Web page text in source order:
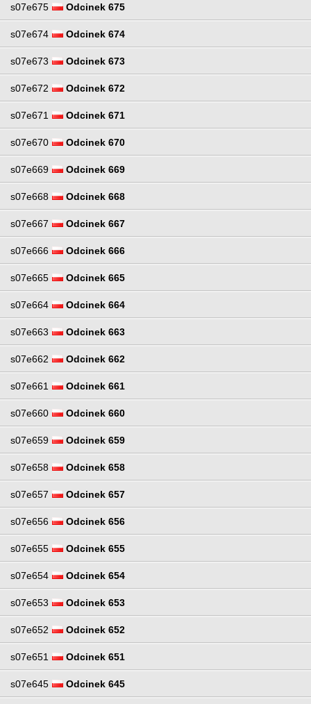
s07e675 Odcinek 675
s07e674 Odcinek 674
s07e673 Odcinek 673
s07e672 Odcinek 672
s07e671 Odcinek 671
s07e670 Odcinek 670
s07e669 Odcinek 669
s07e668 Odcinek 668
s07e667 Odcinek 667
s07e666 Odcinek 666
s07e665 Odcinek 665
s07e664 Odcinek 664
s07e663 Odcinek 663
s07e662 Odcinek 662
s07e661 Odcinek 661
s07e660 Odcinek 660
s07e659 Odcinek 659
s07e658 Odcinek 658
s07e657 Odcinek 657
s07e656 Odcinek 656
s07e655 Odcinek 655
s07e654 Odcinek 654
s07e653 Odcinek 653
s07e652 Odcinek 652
s07e651 Odcinek 651
s07e645 Odcinek 645